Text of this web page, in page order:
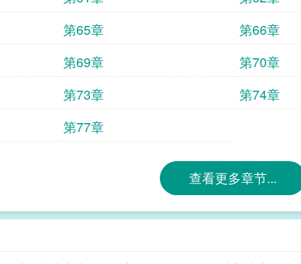
第65章 第66章
第69章 第70章
第73章 第74章
第77章
查看更多章节...